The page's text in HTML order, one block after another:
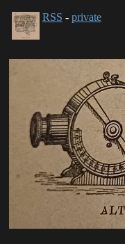
RSS - private